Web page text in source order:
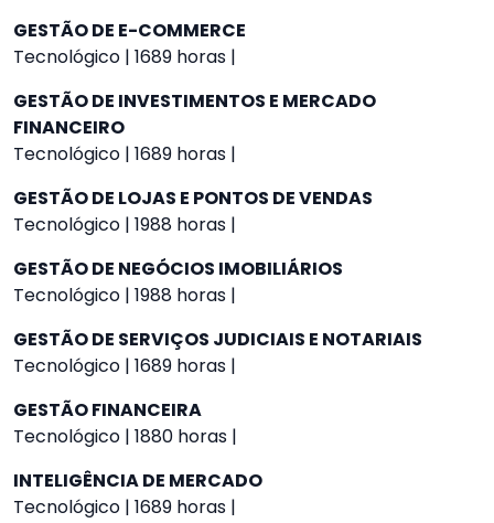
GESTÃO DE E-COMMERCE
Tecnológico | 1689 horas |
GESTÃO DE INVESTIMENTOS E MERCADO
FINANCEIRO
Tecnológico | 1689 horas |
GESTÃO DE LOJAS E PONTOS DE VENDAS
Tecnológico | 1988 horas |
GESTÃO DE NEGÓCIOS IMOBILIÁRIOS
Tecnológico | 1988 horas |
GESTÃO DE SERVIÇOS JUDICIAIS E NOTARIAIS
Tecnológico | 1689 horas |
GESTÃO FINANCEIRA
Tecnológico | 1880 horas |
INTELIGÊNCIA DE MERCADO
Tecnológico | 1689 horas |